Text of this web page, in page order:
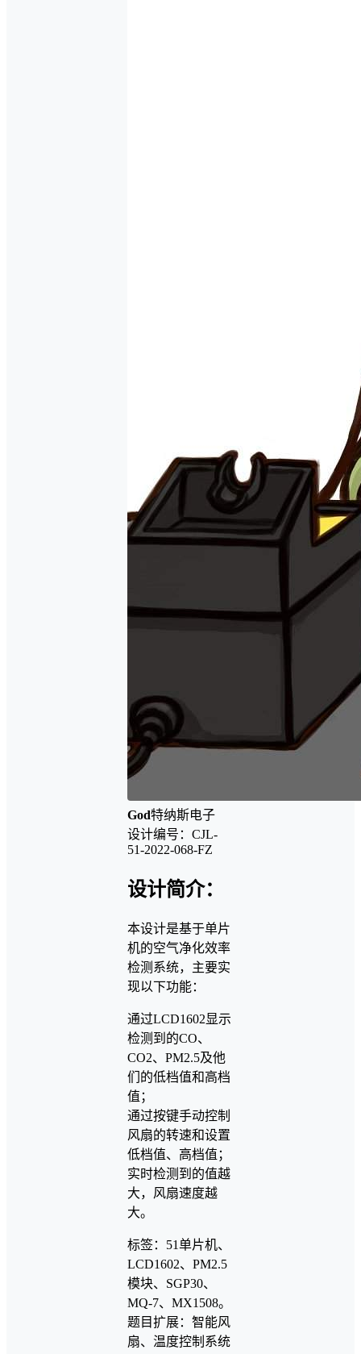
God特纳斯电子
设计编号：CJL-
51-2022-068-FZ
设计简介：
本设计是基于单片
机的空气净化效率
检测系统，主要实
现以下功能：
通过LCD1602显示
检测到的CO、
CO2、PM2.5及他
们的低档值和高档
值；
通过按键手动控制
风扇的转速和设置
低档值、高档值；
实时检测到的值越
大，风扇速度越
大。
标签：51单片机、
LCD1602、PM2.5
模块、SGP30、
MQ-7、MX1508。
题目扩展：智能风
扇、温度控制系统